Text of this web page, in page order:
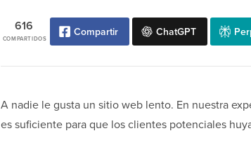
COMPARTIDOS
616 Compartir ChatGPT
A nadie le gusta un sitio web lento. En nuestra
es suficiente para que los clientes potenciales